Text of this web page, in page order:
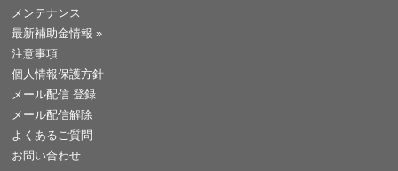
メンテナンス
最新補助金情報 »
注意事項
個人情報保護方針
メール配信 登録
メール配信解除
よくあるご質問
お問い合わせ